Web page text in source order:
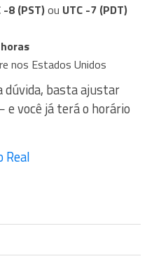
-8 (PST)ou UTC -7 (PDT)
nos Estados Unidos
dúvida, basta ajustar
você já terá o horário
Real